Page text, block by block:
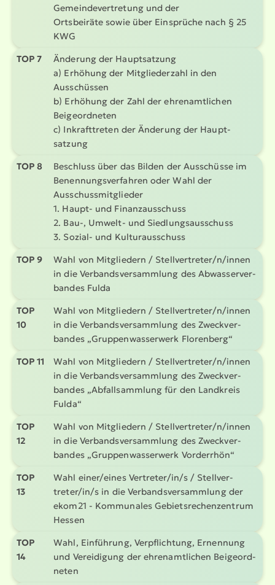
Gemein­de­ver­tretung und der
Ortsbeiräte sowie über Einsprüche nach § 25
KWG
TOP 7
Änderung der Haupt­satzung
a) Erhöhung der Mitglie­derzahl in den
Ausschüssen
b) Erhöhung der Zahl der ehren­amt­lichen
Beige­ord­neten
c) Inkraft­treten der Änderung der Haupt­
satzung
TOP 8
Beschluss über das Bilden der Ausschüsse im
Benen­nungs­ver­fahren oder Wahl der
Ausschuss­mit­glieder
1. Haupt- und Finanz­aus­schuss
2. Bau-, Umwelt- und Siedlungs­aus­schuss
3. Sozial- und Kultur­aus­schuss
TOP 9
Wahl von Mitgliedern / Stell­ver­treter/n/innen
in die Verbands­ver­sammlung des Abwas­ser­ver­
bandes Fulda
TOP
10
Wahl von Mitgliedern / Stell­ver­treter/n/innen
in die Verbands­ver­sammlung des Zweck­ver­
bandes „Gruppen­was­serwerk Florenberg“
TOP 11
Wahl von Mitgliedern / Stell­ver­treter/n/innen
in die Verbands­ver­sammlung des Zweck­ver­
bandes „Abfall­sammlung für den Landkreis
Fulda“
TOP
12
Wahl von Mitgliedern / Stell­ver­treter/n/innen
in die Verbands­ver­sammlung des Zweck­ver­
bandes „Gruppen­was­serwerk Vorderrhön“
TOP
13
Wahl einer/eines Vertreter/in/s / Stell­ver­
treter/in/s in die Verbands­ver­sammlung der
ekom21 - Kommunales Gebiets­re­chen­zentrum
Hessen
TOP
14
Wahl, Einführung, Verpflichtung, Ernennung
und Vereidigung der ehren­amt­lichen Beige­ord­
neten